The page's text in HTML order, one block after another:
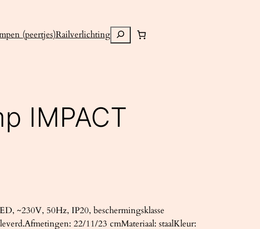
(peertjes)RailverlichtingZoeken
IMPACT
~230V, 50Hz, IP20, beschermingsklasse
22/11/23 cmMateriaal: staalKleur: